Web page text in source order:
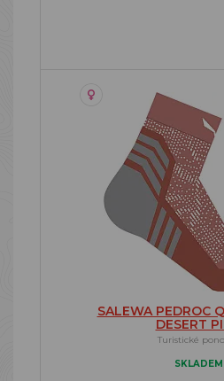
SALEWA PEDROC
DESERT
Turistické
SKLADEM